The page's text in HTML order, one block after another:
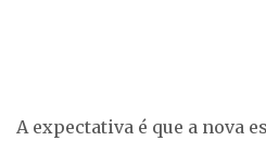
A expectativa é que a nova